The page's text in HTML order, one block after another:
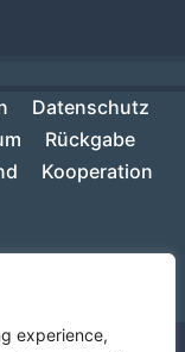
experience,
Datenschutz
Rückgabe
Kooperation